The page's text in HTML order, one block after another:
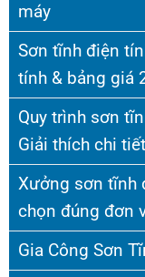
máy
Sơn tĩnh điện
tính & bảng giá
Quy trình sơn
Giải thích chi
Xưởng sơn tĩnh
chọn đúng đơn
Gia Công Sơn